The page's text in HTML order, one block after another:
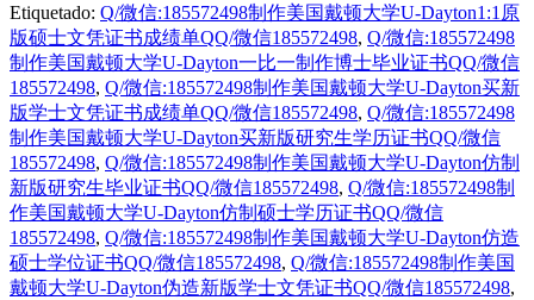
Etiquetado: Q/微信:185572498制作美国戴顿大学U-Dayton1:1原
版硕士文凭证书成绩单QQ/微信185572498, Q/微信:185572498
制作美国戴顿大学U-Dayton一比一制作博士毕业证书QQ/微信
185572498, Q/微信:185572498制作美国戴顿大学U-Dayton买新
版学士文凭证书成绩单QQ/微信185572498, Q/微信:185572498
制作美国戴顿大学U-Dayton买新版研究生学历证书QQ/微信
185572498, Q/微信:185572498制作美国戴顿大学U-Dayton仿制
新版研究生毕业证书QQ/微信185572498, Q/微信:185572498制
作美国戴顿大学U-Dayton仿制硕士学历证书QQ/微信
185572498, Q/微信:185572498制作美国戴顿大学U-Dayton仿造
硕士学位证书QQ/微信185572498, Q/微信:185572498制作美国
戴顿大学U-Dayton伪造新版学士文凭证书QQ/微信185572498,